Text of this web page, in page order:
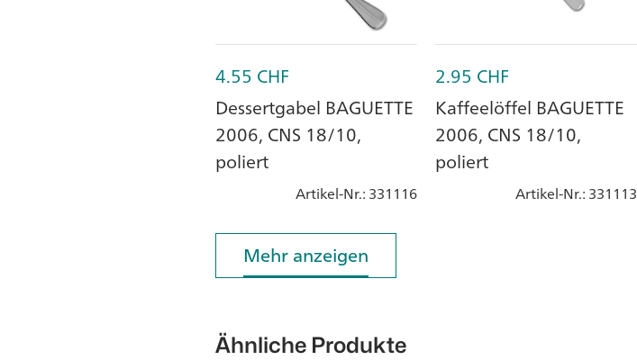
4.55 CHF
Dessertgabel BAGUETTE
2006, CNS 18/10,
poliert
Artikel-Nr.: 331116
2.95 CHF
Kaffeelöffel BAGUETTE
2006, CNS 18/10,
poliert
Artikel-Nr.: 331113
Mehr anzeigen
Mehr anzeigen
Ähnliche Produkte